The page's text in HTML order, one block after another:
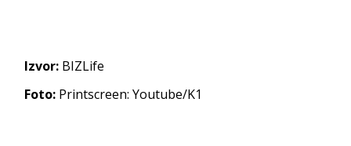
Izvor: BIZLife
Foto: Printscreen: Youtube/K1